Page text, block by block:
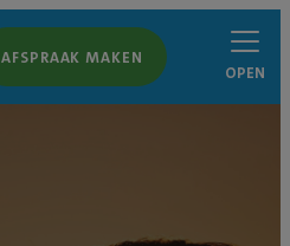
AFSPRAAK MAKEN
OPEN